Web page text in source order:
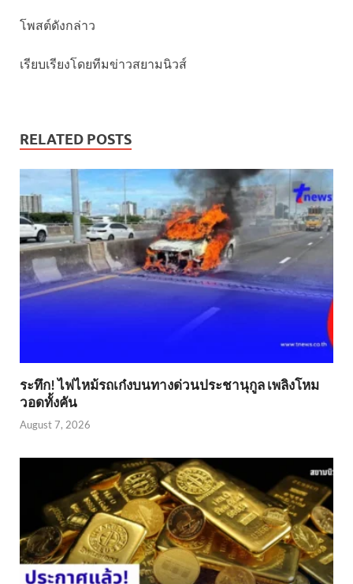
โพสต์ดังกล่าว
เรียบเรียงโดยทีมข่าวสยามนิวส์
RELATED POSTS
ระทึก! ไฟไหม้รถเก๋งบนทางด่วนประชานุกูล เพลิงโหม
วอดทั้งคัน
August 7, 2026